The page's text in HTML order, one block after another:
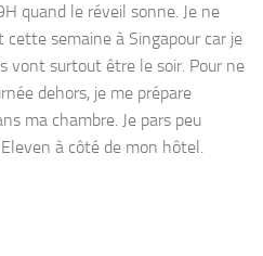
quand le réveil sonne. Je ne
semaine à Singapour car je
vont surtout être le soir. Pour ne
dehors, je me prépare
ma chambre. Je pars peu
à côté de mon hôtel.